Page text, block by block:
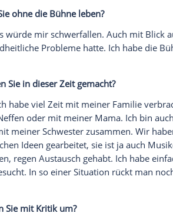
Wie sehr hat Sie das belastet?
: Das ist wie mit jeder Krankheit,
wichtig, sie auszukurieren,
externer Inhalt:
GmbH
Ihre Zustimmung, um den von
Sie können diesen mit einem Klick
aktivieren
einverstanden, dass mir externe